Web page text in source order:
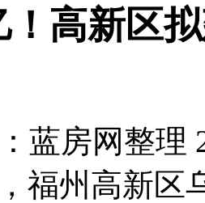
！高新区
蓝房网整理
福州高新区